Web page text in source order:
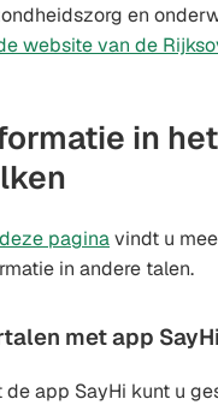
en
website van de
in
deze paginavindt u
in andere talen.
met app
de app SayHi kunt u